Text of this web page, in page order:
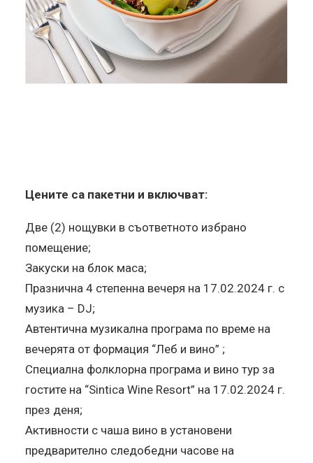
Цените са пакетни и включват:
Две (2) нощувки в съответното избрано
помещение;
Закуски на блок маса;
Празнична 4 степенна вечеря на 17.02.2024 г. с
музика – DJ;
Автентична музикална програма по време на
вечерята от формация “Леб и вино” ;
Специална фолклорна програма и вино тур за
гостите на “Sintica Wine Resort” на 17.02.2024 г.
през деня;
Активности с чаша вино в установени
предварително следобедни часове на